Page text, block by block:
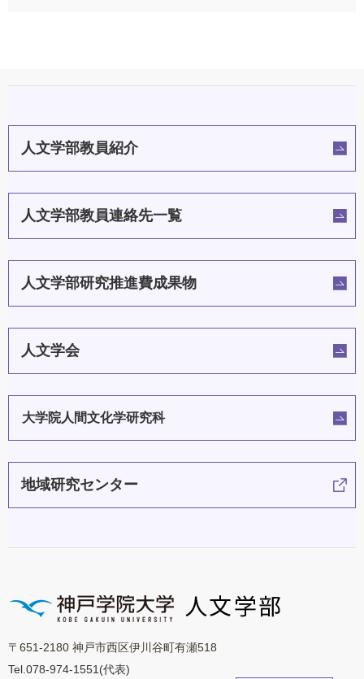
人文学部教員紹介
人文学部教員連絡先一覧
人文学部研究推進費成果物
人文学会
大学院人間文化学研究科
地域研究センター
〒651-2180 神戸市西区伊川谷町有瀬518
Tel.078-974-1551(代表)